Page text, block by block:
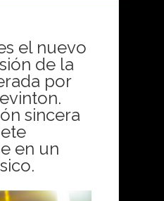
el nuevo
de la
por
sincera
en un